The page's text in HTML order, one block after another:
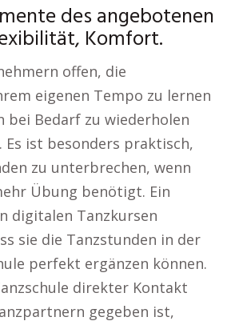
des angebotenen
Komfort.
offen, die
eigenen Tempo zu lernen
bei Bedarf zu wiederholen
Es ist besonders praktisch,
zu unterbrechen, wenn
Übung benötigt. Ein
digitalen Tanzkursen
sie die Tanzstunden in der
perfekt ergänzen können.
direkter Kontakt
gegeben ist,